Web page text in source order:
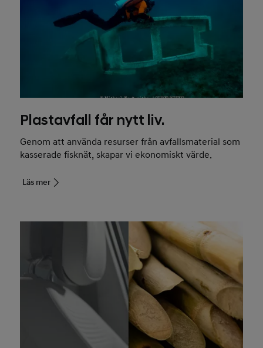
Plastavfall får nytt liv.
Genom att använda resurser från avfallsmaterial som
kasserade fisknät, skapar vi ekonomiskt värde.
Läs mer